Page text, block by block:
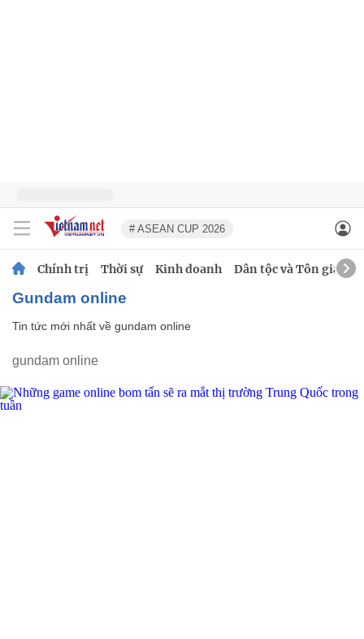
# ASEAN CUP 2026
Chính trị Thời sự Kinh doanh Dân tộc và Tôn giáo
gundam online
Tin tức mới nhất về gundam online
gundam online